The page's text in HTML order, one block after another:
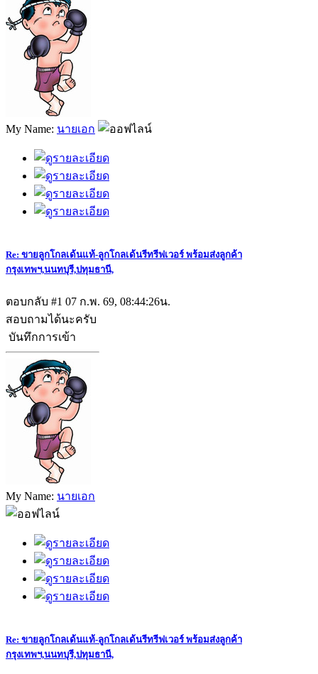
My Name: นายเอก
Re: ขายลูกโกลเด้นแท้-ลูกโกลเด้นรีทรีฟเวอร์ พร้อมส่งลูกค้า
กรุงเทพฯ,นนทบุรี,ปทุมธานี,
ตอบกลับ #1 07 ก.พ. 69, 08:44:26น.
สอบถามได้นะครับ
บันทึกการเข้า
My Name: นายเอก
Re: ขายลูกโกลเด้นแท้-ลูกโกลเด้นรีทรีฟเวอร์ พร้อมส่งลูกค้า
กรุงเทพฯ,นนทบุรี,ปทุมธานี,